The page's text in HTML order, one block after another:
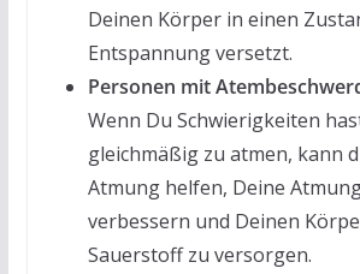
Deinen Körper in einen
Entspannung versetzt.
Personen mit
Wenn Du Schwierigkeiten
gleichmäßig zu atmen, kann
Atmung helfen, Deine
verbessern und Deinen
Sauerstoff zu versorgen.